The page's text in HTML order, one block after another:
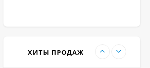
ХИТЫ ПРОДАЖ